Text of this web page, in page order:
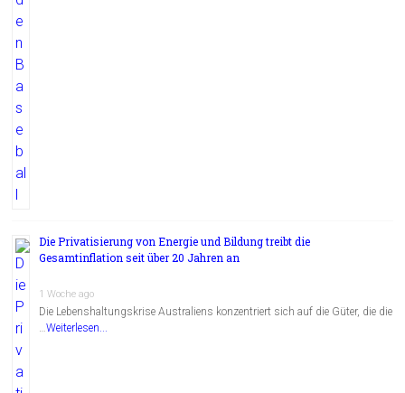
Die Privatisierung von Energie und Bildung treibt die
Gesamtinflation seit über 20 Jahren an
1 Woche ago
Die Lebenshaltungskrise Australiens konzentriert sich auf die Güter, die die
…Weiterlesen...